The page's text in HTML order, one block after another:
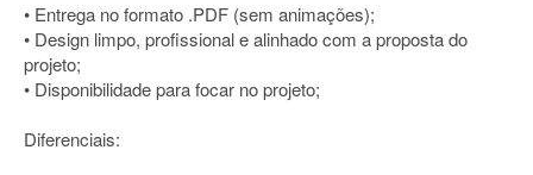
• Entrega no formato .PDF (sem animações);
• Design limpo, profissional e alinhado com a proposta do
projeto;
• Disponibilidade para focar no projeto;
Diferenciais: